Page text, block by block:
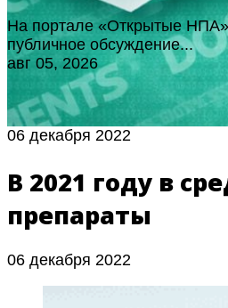
На портале «Открытые
публичное обсуждение...
авг 05, 2026
06 декабря 2022
В 2021 году в
препараты
06 декабря 2022